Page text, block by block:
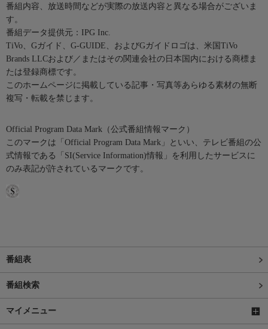
番組内容、放送時間などが実際の放送内容と異なる場合がございま
す。
番組データ提供元：IPG Inc.
TiVo、Gガイド、G-GUIDE、およびGガイドロゴは、米国TiVo
Brands LLCおよび／またはその関連会社の日本国内における商標ま
たは登録商標です。
このホームページに掲載している記事・写真等あらゆる素材の無断
複写・転載を禁じます。
Official Program Data Mark（公式番組情報マーク）
このマークは「Official Program Data Mark」といい、テレビ番組の公
式情報である「SI(Service Information)情報」を利用したサービスに
のみ表記が許されているマークです。
番組表
番組検索
マイメニュー